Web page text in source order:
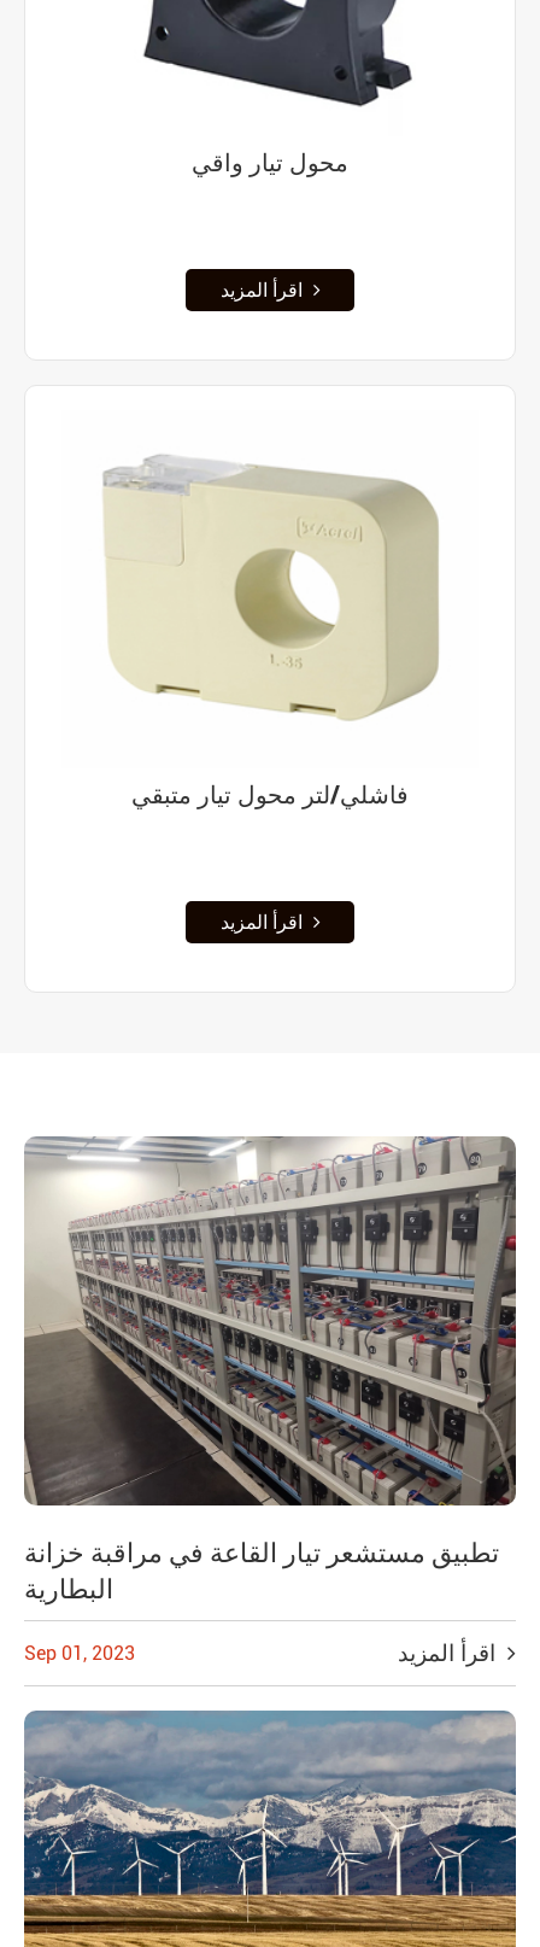
محول تيار واقي
فاشلي/لتر محول تيار متبقي
تطبيق مستشعر تيار القاعة في مراقبة خزانة
البطارية
Sep 01, 2023